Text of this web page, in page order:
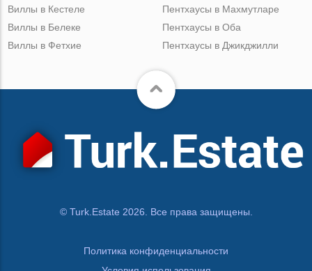
Виллы в Кестеле
Виллы в Белеке
Виллы в Фетхие
Пентхаусы в Махмутларе
Пентхаусы в Оба
Пентхаусы в Джикджилли
© Turk.Estate 2026. Все права защищены.
Политика конфиденциальности